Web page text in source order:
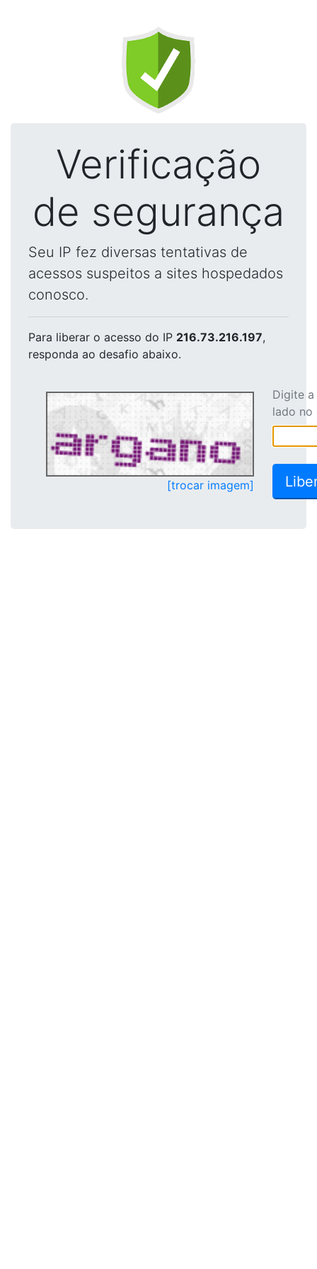
Verificação
de segurança
Seu IP fez diversas tentativas de
acessos suspeitos a sites hospedados
conosco.
Para liberar o acesso do IP 216.73.216.197,
responda ao desafio abaixo.
[trocar imagem]
Digite
lado no